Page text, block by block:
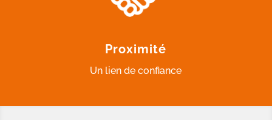
Proximité
Un lien de confiance